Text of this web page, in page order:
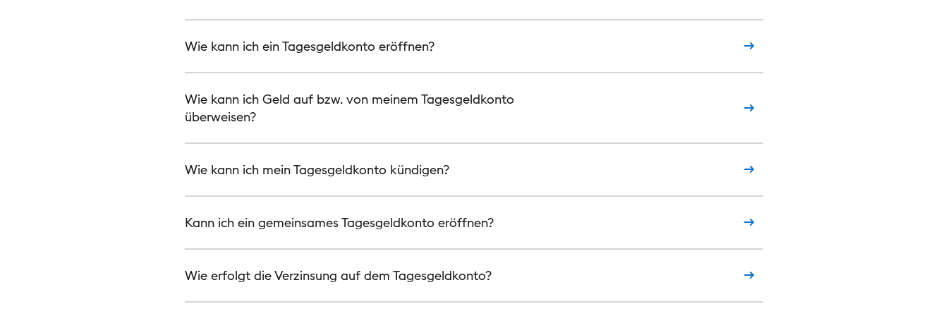
Wie kann ich ein Tagesgeldkonto eröffnen?
Wie kann ich Geld auf bzw. von meinem Tagesgeldkonto
überweisen?
Wie kann ich mein Tagesgeldkonto kündigen?
Kann ich ein gemeinsames Tagesgeldkonto eröffnen?
Wie erfolgt die Verzinsung auf dem Tagesgeldkonto?